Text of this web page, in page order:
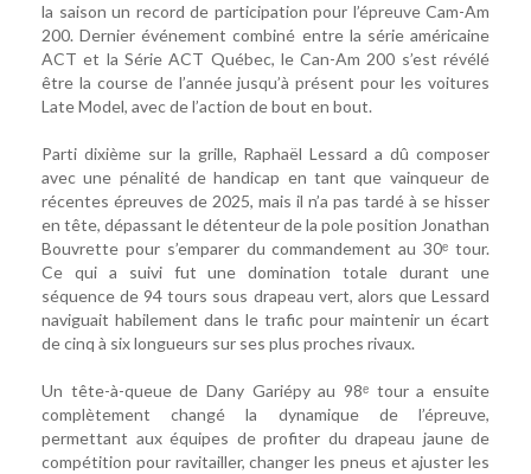
la saison un record de participation pour l’épreuve Cam-Am
200. Dernier événement combiné entre la série américaine
ACT et la Série ACT Québec, le Can-Am 200 s’est révélé
être la course de l’année jusqu’à présent pour les voitures
Late Model, avec de l’action de bout en bout.
Parti dixième sur la grille, Raphaël Lessard a dû composer
avec une pénalité de handicap en tant que vainqueur de
récentes épreuves de 2025, mais il n’a pas tardé à se hisser
en tête, dépassant le détenteur de la pole position Jonathan
Bouvrette pour s’emparer du commandement au 30ᵉ tour.
Ce qui a suivi fut une domination totale durant une
séquence de 94 tours sous drapeau vert, alors que Lessard
naviguait habilement dans le trafic pour maintenir un écart
de cinq à six longueurs sur ses plus proches rivaux.
Un tête-à-queue de Dany Gariépy au 98ᵉ tour a ensuite
complètement changé la dynamique de l’épreuve,
permettant aux équipes de profiter du drapeau jaune de
compétition pour ravitailler, changer les pneus et ajuster les